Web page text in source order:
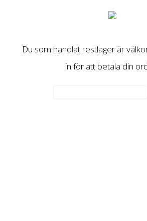
Du som handlat restlager är
in för att betala din